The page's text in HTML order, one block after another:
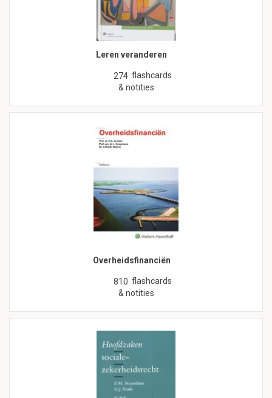
Leren veranderen
274 flashcards
& notities
Overheidsfinanciën
810 flashcards
& notities